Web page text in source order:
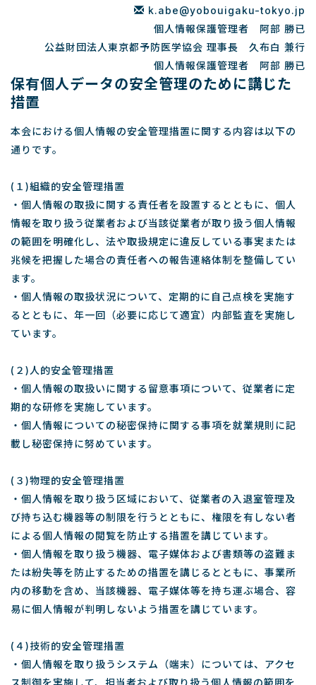
k.abe@yobouigaku-tokyo.jp
個人情報保護管理者 阿部 勝已
公益財団法人東京都予防医学協会 理事長 久布白 兼行
個人情報保護管理者 阿部 勝已
保有個人データの安全管理のために講じた
措置
本会における個人情報の安全管理措置に関する内容は以下の
通りです。
(１)組織的安全管理措置
・個人情報の取扱に関する責任者を設置するとともに、個人
情報を取り扱う従業者および当該従業者が取り扱う個人情報
の範囲を明確化し、法や取扱規定に違反している事実または
兆候を把握した場合の責任者への報告連絡体制を整備してい
ます。
・個人情報の取扱状況について、定期的に自己点検を実施す
るとともに、年一回（必要に応じて適宜）内部監査を実施し
ています。
(２)人的安全管理措置
・個人情報の取扱いに関する留意事項について、従業者に定
期的な研修を実施しています。
・個人情報についての秘密保持に関する事項を就業規則に記
載し秘密保持に努めています。
(３)物理的安全管理措置
・個人情報を取り扱う区域において、従業者の入退室管理及
び持ち込む機器等の制限を行うとともに、権限を有しない者
による個人情報の閲覧を防止する措置を講じています。
・個人情報を取り扱う機器、電子媒体および書類等の盗難ま
たは紛失等を防止するための措置を講じるとともに、事業所
内の移動を含め、当該機器、電子媒体等を持ち運ぶ場合、容
易に個人情報が判明しないよう措置を講じています。
(４)技術的安全管理措置
・個人情報を取り扱うシステム（端末）については、アクセ
ス制御を実施して、担当者および取り扱う個人情報の範囲を